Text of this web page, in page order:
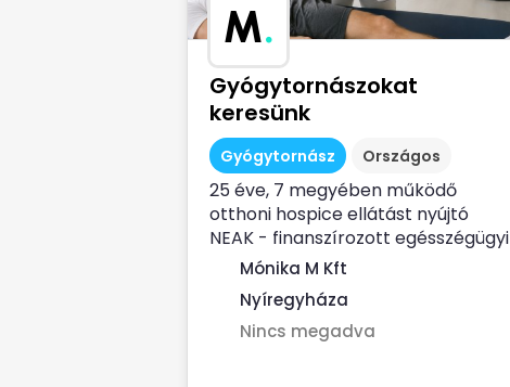
M.
Gyógytornászokat
keresünk
Gyógytornász Országos
25 éve, 7 megyében működő
otthoni hospice ellátást nyújtó
NEAK - finanszírozott egésszégügyi
szolgálat...
Mónika M Kft
Nyíregyháza
Nincs megadva